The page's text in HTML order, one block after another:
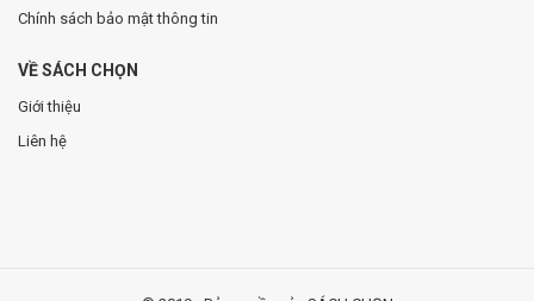
Chính sách bảo mật thông tin
VỀ SÁCH CHỌN
Giới thiệu
Liên hệ